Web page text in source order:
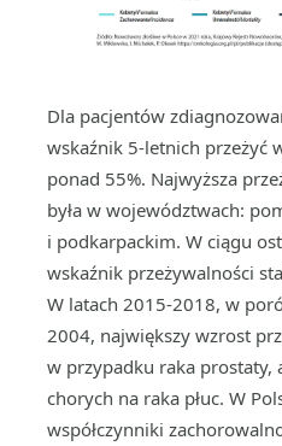
Dla pacjentów
wskaźnik 5-letnich przeżyć
ponad 55%. Najwyższa
była w województwach:
i podkarpackim. W ciągu
wskaźnik przeżywalności
W latach 2015-2018, w
2004, największy wzrost
w przypadku raka prostaty,
chorych na raka płuc. W
współczynniki